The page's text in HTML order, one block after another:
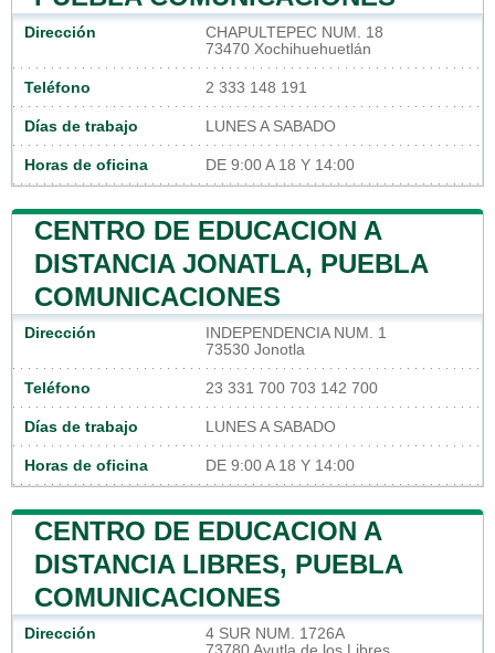
Dirección
CHAPULTEPEC NUM. 18
73470 Xochihuehuetlán
Teléfono 2 333 148 191
Días de trabajo LUNES A SABADO
Horas de oficina DE 9:00 A 18 Y 14:00
CENTRO DE EDUCACION A
DISTANCIA JONATLA, PUEBLA
COMUNICACIONES
Dirección
INDEPENDENCIA NUM. 1
73530 Jonotla
Teléfono 23 331 700 703 142 700
Días de trabajo LUNES A SABADO
Horas de oficina DE 9:00 A 18 Y 14:00
CENTRO DE EDUCACION A
DISTANCIA LIBRES, PUEBLA
COMUNICACIONES
Dirección
4 SUR NUM. 1726A